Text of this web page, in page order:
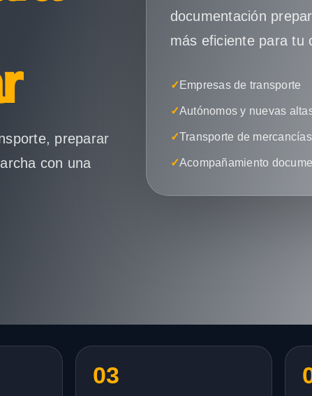
preparar
con una
documentación
más eficiente para tu
✓ Empresas de transporte
✓Autónomos y nuevas
✓Transporte de mercancías
✓Acompañamiento
03